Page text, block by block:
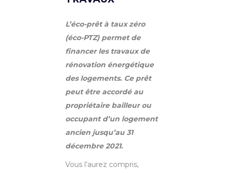
L’éco-prêt à taux zéro
(éco-PTZ) permet de
financer les travaux de
rénovation énergétique
des logements. Ce prêt
peut être accordé au
propriétaire bailleur ou
occupant d’un logement
ancien jusqu’au 31
décembre 2021.
Vous l’aurez compris,